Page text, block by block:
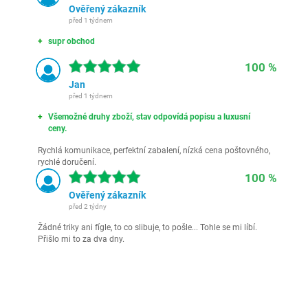
Ověřený zákazník
před 1 týdnem
supr obchod
100 %
Jan
před 1 týdnem
Všemožné druhy zboží, stav odpovídá popisu a luxusní
ceny.
Rychlá komunikace, perfektní zabalení, nízká cena poštovného,
rychlé doručení.
100 %
Ověřený zákazník
před 2 týdny
Žádné triky ani fígle, to co slibuje, to pošle... Tohle se mi líbí.
Přišlo mi to za dva dny.